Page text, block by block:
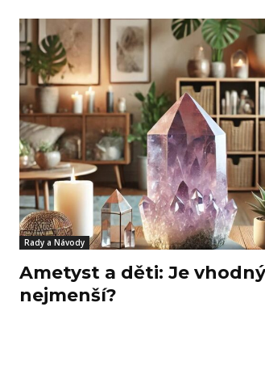
Rady a Návody
Ametyst a děti: Je
nejmenší?